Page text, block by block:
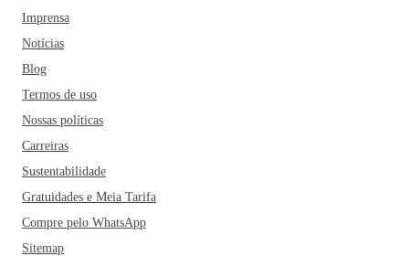
Imprensa
Notícias
Blog
Termos de uso
Nossas políticas
Carreiras
Sustentabilidade
Gratuidades e Meia Tarifa
Compre pelo WhatsApp
Sitemap